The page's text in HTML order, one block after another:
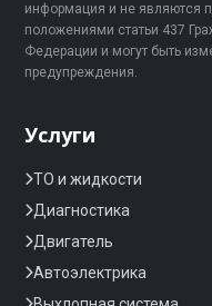
информация и не являются
положениями статьи 437
Федерации и могут быть
предупреждения.
Услуги
ТО и жидкости
Диагностика
Двигатель
Автоэлектрика